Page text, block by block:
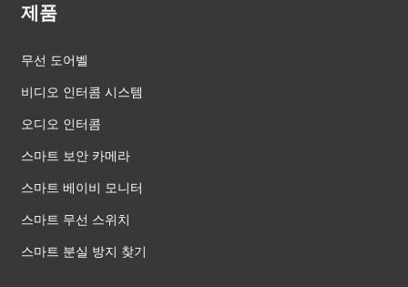
제품
무선 도어벨
비디오 인터콤 시스템
오디오 인터콤
스마트 보안 카메라
스마트 베이비 모니터
스마트 무선 스위치
스마트 분실 방지 찾기